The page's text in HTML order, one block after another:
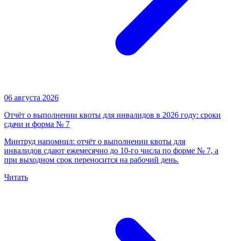
06 августа 2026
Отчёт о выполнении квоты для инвалидов в 2026 году: сроки
сдачи и форма № 7
Минтруд напомнил: отчёт о выполнении квоты для
инвалидов сдают ежемесячно до 10-го числа по форме № 7, а
при выходном срок переносится на рабочий день.
Читать